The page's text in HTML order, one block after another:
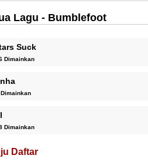
Lagu - Bumblefoot
Suck
Dimainkan
Dimainkan
Daftar